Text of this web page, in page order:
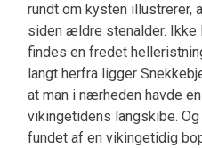
rundt om kysten illustrerer,
siden ældre stenalder. Ikke
findes en fredet
langt herfra ligger
at man i nærheden havde
vikingetidens langskibe.
fundet af en vikingetidig